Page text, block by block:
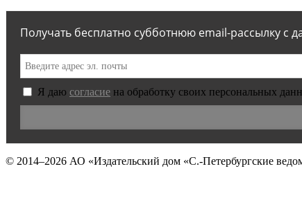
Получать бесплатно субботнюю email-рассылку с
Я даю согласие на обработку своих персональных
© 2014–2026 АО «Издательский дом «С.-Петербургские